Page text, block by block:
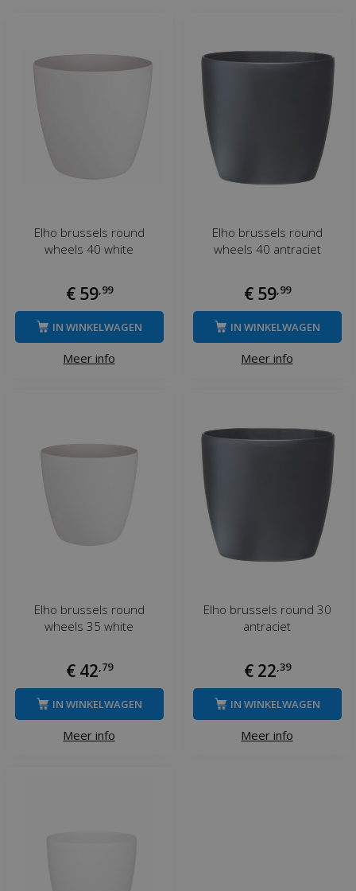
Elho brussels round
wheels 40 white
€ 59,99
Meer info
IN WINKELWAGEN
Elho brussels round
wheels 40 antraciet
€ 59,99
Meer info
IN WINKELWAGEN
Elho brussels round
wheels 35 white
€ 42,79
Meer info
IN WINKELWAGEN
Elho brussels round 30
antraciet
€ 22,39
Meer info
IN WINKELWAGEN